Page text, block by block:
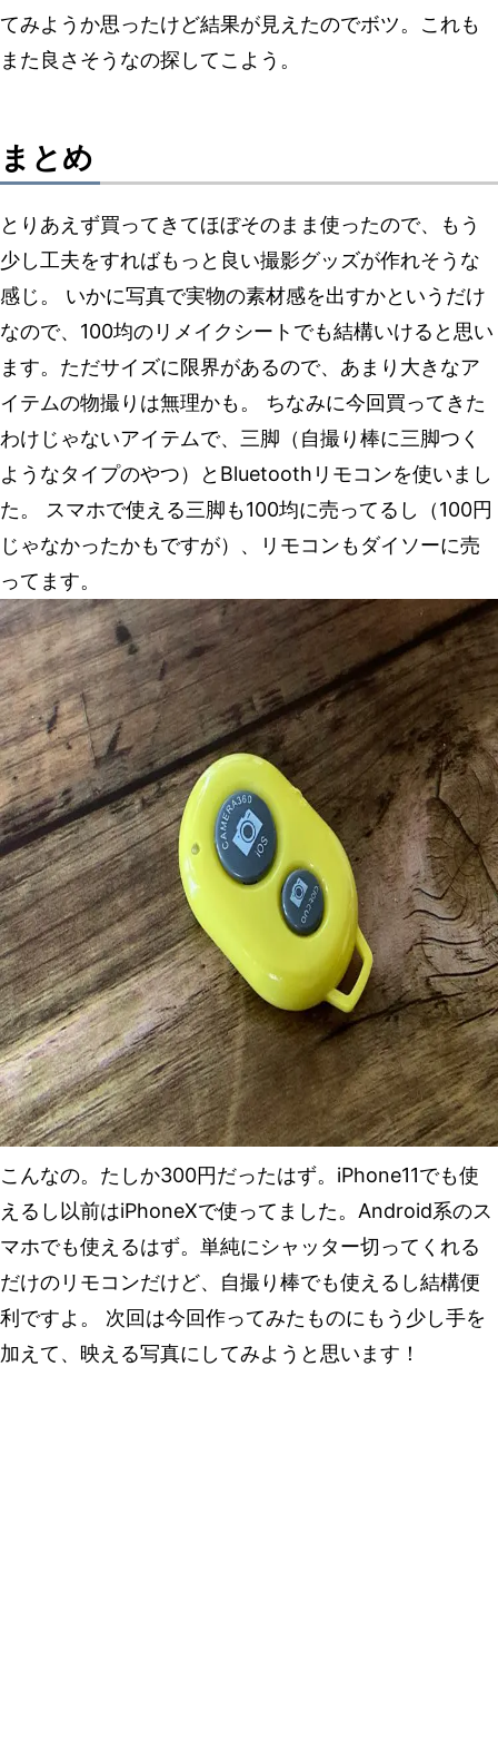
てみようか思ったけど結果が見えたのでボツ。これも
また良さそうなの探してこよう。
まとめ
とりあえず買ってきてほぼそのまま使ったので、もう
少し工夫をすればもっと良い撮影グッズが作れそうな
感じ。 いかに写真で実物の素材感を出すかというだけ
なので、100均のリメイクシートでも結構いけると思い
ます。ただサイズに限界があるので、あまり大きなア
イテムの物撮りは無理かも。 ちなみに今回買ってきた
わけじゃないアイテムで、三脚（自撮り棒に三脚つく
ようなタイプのやつ）とBluetoothリモコンを使いまし
た。 スマホで使える三脚も100均に売ってるし（100円
じゃなかったかもですが）、リモコンもダイソーに売
ってます。
こんなの。たしか300円だったはず。iPhone11でも使
えるし以前はiPhoneXで使ってました。Android系のス
マホでも使えるはず。単純にシャッター切ってくれる
だけのリモコンだけど、自撮り棒でも使えるし結構便
利ですよ。 次回は今回作ってみたものにもう少し手を
加えて、映える写真にしてみようと思います！